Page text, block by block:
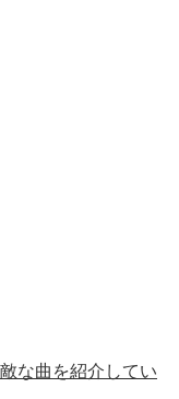
な曲を紹介してい